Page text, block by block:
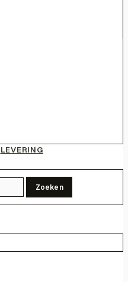
LEVERING
Zoeken